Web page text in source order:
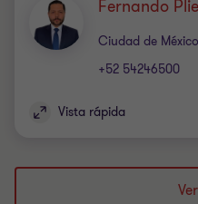
Fernando
Ciudad de México
Oficina
+52 54246500
Vista rápida